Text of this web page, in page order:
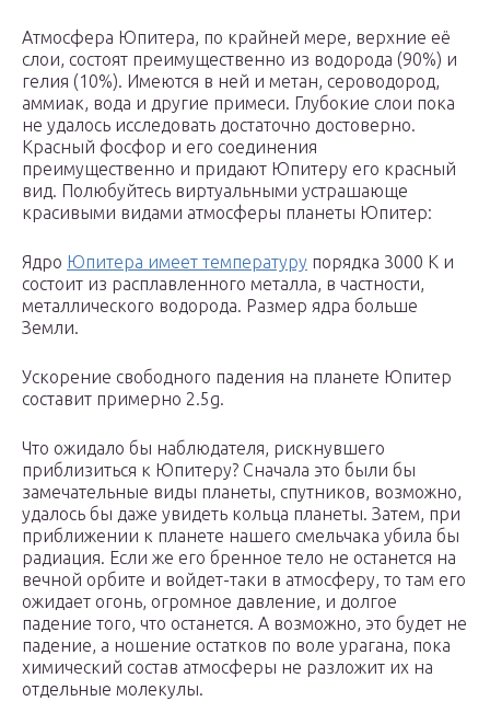
Атмосфера Юпитера, по крайней мере, верхние её
слои, состоят преимущественно из водорода (90%) и
гелия (10%). Имеются в ней и метан, сероводород,
аммиак, вода и другие примеси. Глубокие слои пока
не удалось исследовать достаточно достоверно.
Красный фосфор и его соединения
преимущественно и придают Юпитеру его красный
вид. Полюбуйтесь виртуальными устрашающе
красивыми видами атмосферы планеты Юпитер:
Ядро Юпитера имеет температуру порядка 3000 К и
состоит из расплавленного металла, в частности,
металлического водорода. Размер ядра больше
Земли.
Ускорение свободного падения на планете Юпитер
составит примерно 2.5g.
Что ожидало бы наблюдателя, рискнувшего
приблизиться к Юпитеру? Сначала это были бы
замечательные виды планеты, спутников, возможно,
удалось бы даже увидеть кольца планеты. Затем, при
приближении к планете нашего смельчака убила бы
радиация. Если же его бренное тело не останется на
вечной орбите и войдет-таки в атмосферу, то там его
ожидает огонь, огромное давление, и долгое
падение того, что останется. А возможно, это будет не
падение, а ношение остатков по воле урагана, пока
химический состав атмосферы не разложит их на
отдельные молекулы.